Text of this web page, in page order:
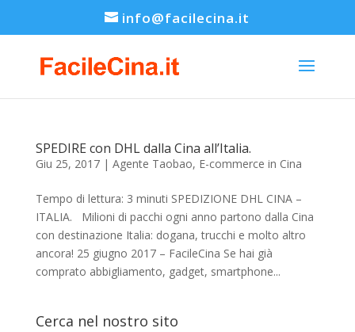
info@facilecina.it
SPEDIRE con DHL dalla Cina all’Italia.
Giu 25, 2017| Agente Taobao, E-commerce in Cina
Tempo di lettura: 3 minuti SPEDIZIONE DHL CINA –
ITALIA. Milioni di pacchi ogni anno partono dalla Cina
con destinazione Italia: dogana, trucchi e molto altro
ancora! 25 giugno 2017 – FacileCina Se hai già
comprato abbigliamento, gadget, smartphone...
Cerca nel nostro sito